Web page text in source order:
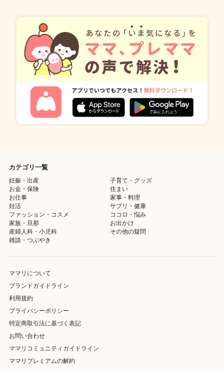
カテゴリ一覧
妊娠・出産
子育て・グッズ
お金・保険
住まい
お仕事
家事・料理
妊活
サプリ・健康
ファッション・コスメ
ココロ・悩み
家族・旦那
お出かけ
産婦人科・小児科
その他の疑問
雑談・つぶやき
ママリについて
ブランドガイドライン
利用規約
プライバシーポリシー
特定商取引法に基づく表記
お問い合わせ
ママリコミュニティガイドライン
ママリプレミアムの解約